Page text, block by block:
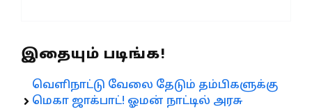
இதையும் படிங்க!
வெளிநாட்டு வேலை தேடும் தம்பிகளுக்கு
மெகா ஜாக்பாட்! ஓமன் நாட்டில் அரசு